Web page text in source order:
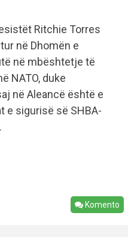
Ritchie Torres
në Dhomën e
në mbështetje të
NATO, duke
në Aleancë është e
e sigurisë së SHBA-
Komento